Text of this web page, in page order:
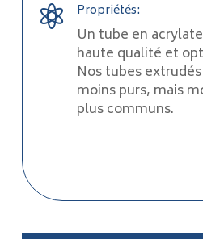
 Propriétés:
Un tube en
haute qualité et
Nos tubes
moins purs, mais
plus communs.